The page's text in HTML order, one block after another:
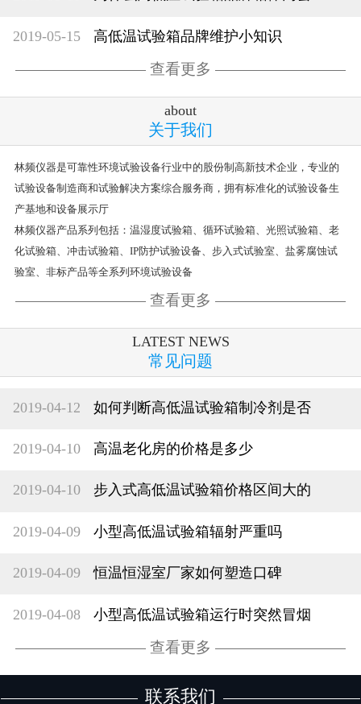
2019-05-15 高低温试验箱品牌维护小知识
查看更多
about
关于我们
林频仪器是可靠性环境试验设备行业中的股份制高新技术企业，专业的
试验设备制造商和试验解决方案综合服务商，拥有标准化的试验设备生
产基地和设备展示厅
林频仪器产品系列包括：温湿度试验箱、循环试验箱、光照试验箱、老
化试验箱、冲击试验箱、IP防护试验设备、步入式试验室、盐雾腐蚀试
验室、非标产品等全系列环境试验设备
查看更多
LATEST NEWS
常见问题
2019-04-12 如何判断高低温试验箱制冷剂是否
2019-04-10 高温老化房的价格是多少
2019-04-10 步入式高低温试验箱价格区间大的
2019-04-09 小型高低温试验箱辐射严重吗
2019-04-09 恒温恒湿室厂家如何塑造口碑
2019-04-08 小型高低温试验箱运行时突然冒烟
查看更多
联系我们